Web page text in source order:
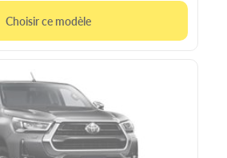
Choisir ce modèle